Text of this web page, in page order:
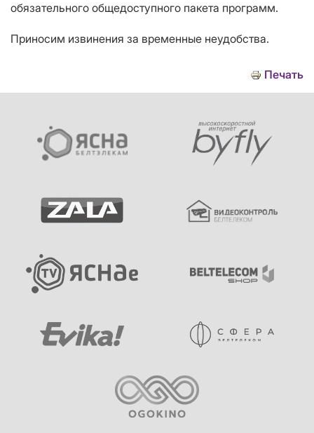
обязательного общедоступного пакета программ.
Приносим извинения за временные неудобства.
Печать